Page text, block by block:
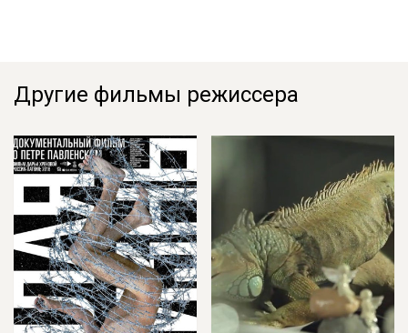
Другие фильмы режиссера